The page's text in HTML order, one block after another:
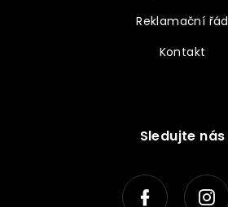
Reklamační řád
Kontakt
Sledujte nás